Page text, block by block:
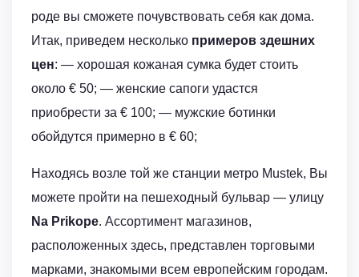
роде вы сможете почувствовать себя как дома.
Итак, приведем несколько примеров здешних
цен: — хорошая кожаная сумка будет стоить
около € 50; — женские сапоги удастся
приобрести за € 100; — мужские ботинки
обойдутся примерно в € 60;
Находясь возле той же станции метро Mustek, Вы
можете пройти на пешеходный бульвар — улицу
Na Prikope. Ассортимент магазинов,
расположенных здесь, представлен торговыми
марками, знакомыми всем европейским городам.